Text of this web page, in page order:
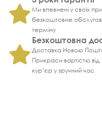
Ми впевнені у своїх
безкоштовне
терміну
Безкоштовна
Доставка Новою
Прикраси вартістю
кур’єр у зручний час